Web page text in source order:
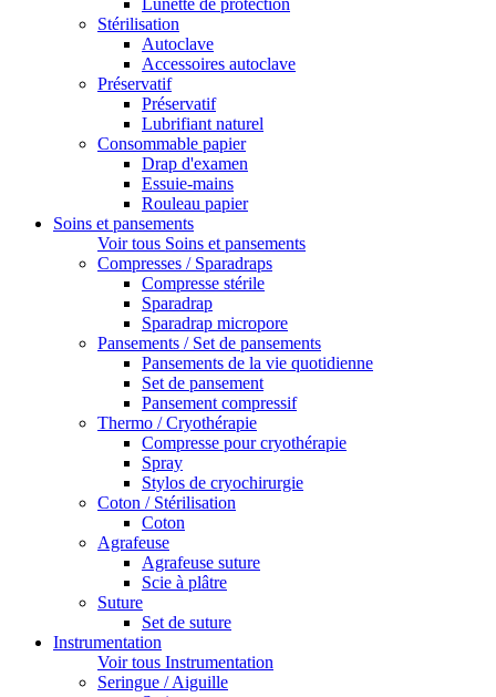
Lunette de protection
Stérilisation
Autoclave
Accessoires autoclave
Préservatif
Préservatif
Lubrifiant naturel
Consommable papier
Drap d'examen
Essuie-mains
Rouleau papier
Soins et pansements
Voir tous Soins et pansements
Compresses / Sparadraps
Compresse stérile
Sparadrap
Sparadrap micropore
Pansements / Set de pansements
Pansements de la vie quotidienne
Set de pansement
Pansement compressif
Thermo / Cryothérapie
Compresse pour cryothérapie
Spray
Stylos de cryochirurgie
Coton / Stérilisation
Coton
Agrafeuse
Agrafeuse suture
Scie à plâtre
Suture
Set de suture
Instrumentation
Voir tous Instrumentation
Seringue / Aiguille